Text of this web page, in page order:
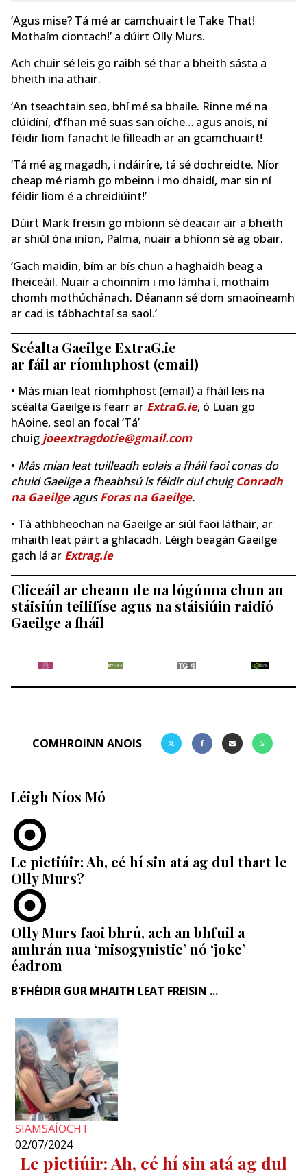
‘Agus mise? Tá mé ar camchuairt le Take That!
Mothaím ciontach!’ a dúirt Olly Murs.
Ach chuir sé leis go raibh sé thar a bheith sásta a
bheith ina athair.
‘An tseachtain seo, bhí mé sa bhaile. Rinne mé na
clúidíní, d’fhan mé suas san oíche… agus anois, ní
féidir liom fanacht le filleadh ar an gcamchuairt!
‘Tá mé ag magadh, i ndáiríre, tá sé dochreidte. Níor
cheap mé riamh go mbeinn i mo dhaidí, mar sin ní
féidir liom é a chreidiúint!’
Dúirt Mark freisin go mbíonn sé deacair air a bheith
ar shiúl óna iníon, Palma, nuair a bhíonn sé ag obair.
‘Gach maidin, bím ar bís chun a haghaidh beag a
fheiceáil. Nuair a choinním i mo lámha í, mothaím
chomh mothúchánach. Déanann sé dom smaoineamh
ar cad is tábhachtaí sa saol.’
Scéalta Gaeilge ExtraG.ie
ar fáil ar ríomhphost (email)
• Más mian leat ríomhphost (email) a fháil leis na
scéalta Gaeilge is fearr ar ExtraG.ie, ó Luan go
hAoine, seol an focal ‘Tá’
chuig joeextragdotie@gmail.com
• Más mian leat tuilleadh eolais a fháil faoi conas do
chuid Gaeilge a fheabhsú is féidir dul chuigConradh
na GaeilgeagusForas na Gaeilge.
• Tá athbheochan na Gaeilge ar siúl faoi láthair, ar
mhaith leat páirt a ghlacadh. Léigh beagán Gaeilge
gach lá ar Extrag.ie
Cliceáil ar cheann de na lógónna chun an
stáisiún teilifíse agus na stáisiúin raidió
Gaeilge a fháil
COMHROINN ANOIS
Léigh Níos Mó
Le pictiúir: Ah, cé hí sin atá ag dul thart le
Olly Murs?
Olly Murs faoi bhrú, ach an bhfuil a
amhrán nua ‘misogynistic’ nó ‘joke’
éadrom
B'FHÉIDIR GUR MHAITH LEAT FREISIN ...
SIAMSAÍOCHT
02/07/2024
Le pictiúir: Ah, cé hí sin atá ag dul